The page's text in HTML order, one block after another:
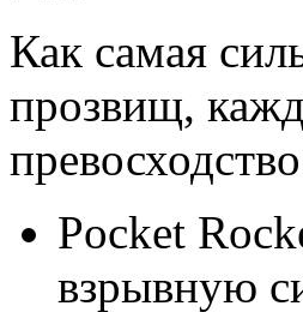
Как самая
прозвищ,
Pocket
взрывную